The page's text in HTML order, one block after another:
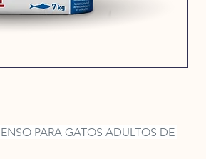
PARA GATOS ADULTOS DE